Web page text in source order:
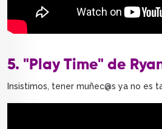
5. "Play Time" de
Insistimos, tener muñec@s ya no es